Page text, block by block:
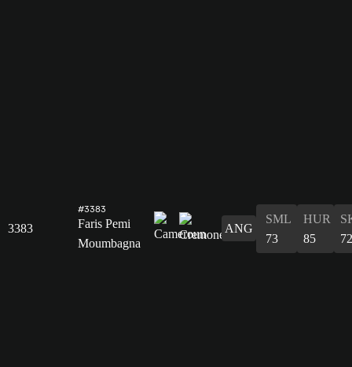
3383
#3383
Faris Pemi
Moumbagna
ANG
SML
73
HUR
85
72